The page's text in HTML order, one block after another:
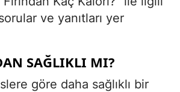
ve yanıtları yer
SAĞLIKLI MI?
göre daha sağlıklı bir